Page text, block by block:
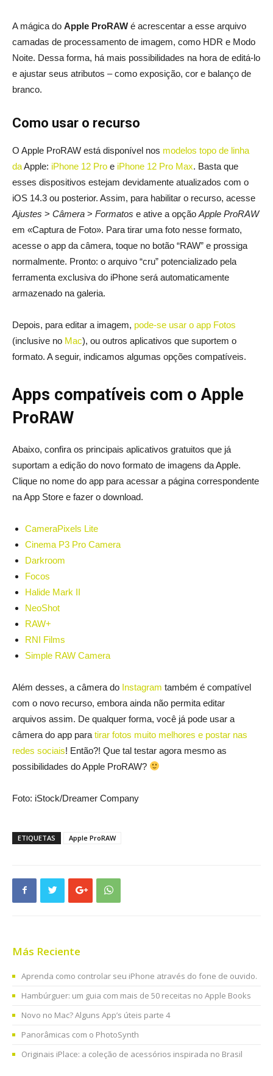
A mágica do Apple ProRAW é acrescentar a esse arquivo
camadas de processamento de imagem, como HDR e Modo
Noite. Dessa forma, há mais possibilidades na hora de editá-lo
e ajustar seus atributos – como exposição, cor e balanço de
branco.
Como usar o recurso
O Apple ProRAW está disponível nos modelos topo de linha
daApple: iPhone 12 Pro e iPhone 12 Pro Max. Basta que
esses dispositivos estejam devidamente atualizados com o
iOS 14.3 ou posterior. Assim, para habilitar o recurso, acesse
Ajustes > Câmera > Formatos e ative a opção Apple ProRAW
em «Captura de Foto». Para tirar uma foto nesse formato,
acesse o app da câmera, toque no botão “RAW” e prossiga
normalmente. Pronto: o arquivo “cru” potencializado pela
ferramenta exclusiva do iPhone será automaticamente
armazenado na galeria.
Depois, para editar a imagem, pode-se usar o app Fotos
(inclusive no Mac), ou outros aplicativos que suportem o
formato. A seguir, indicamos algumas opções compatíveis.
Apps compatíveis com o Apple
ProRAW
Abaixo, confira os principais aplicativos gratuitos que já
suportam a edição do novo formato de imagens da Apple.
Clique no nome do app para acessar a página correspondente
na App Store e fazer o download.
CameraPixels Lite
Cinema P3 Pro Camera
Darkroom
Focos
Halide Mark II
NeoShot
RAW+
RNI Films
Simple RAW Camera
Além desses, a câmera do Instagram também é compatível
com o novo recurso, embora ainda não permita editar
arquivos assim. De qualquer forma, você já pode usar a
câmera do app para tirar fotos muito melhores e postar nas
redes sociais! Então?! Que tal testar agora mesmo as
possibilidades do Apple ProRAW?
Foto: iStock/Dreamer Company
ETIQUETAS Apple ProRAW
Más Reciente
Aprenda como controlar seu iPhone através do fone de ouvido.
Hambúrguer: um guia com mais de 50 receitas no Apple Books
Novo no Mac? Alguns App’s úteis parte 4
Panorâmicas com o PhotoSynth
Originais iPlace: a coleção de acessórios inspirada no Brasil